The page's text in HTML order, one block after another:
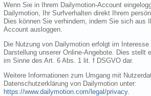
Wenn Sie in Ihrem Dailymotion-Account
Dailymotion, Ihr Surfverhalten direkt Ihrem
Dies können Sie verhindern, indem Sie sich aus
Account ausloggen.
Die Nutzung von Dailymotion erfolgt im Interesse
Darstellung unserer Online-Angebote. Dies stellt
im Sinne des Art. 6 Abs. 1 lit. f DSGVO dar.
Weitere Informationen zum Umgang mit
Datenschutzerklärung von Dailymotion unter:
https://www.dailymotion.com/legal/privacy.